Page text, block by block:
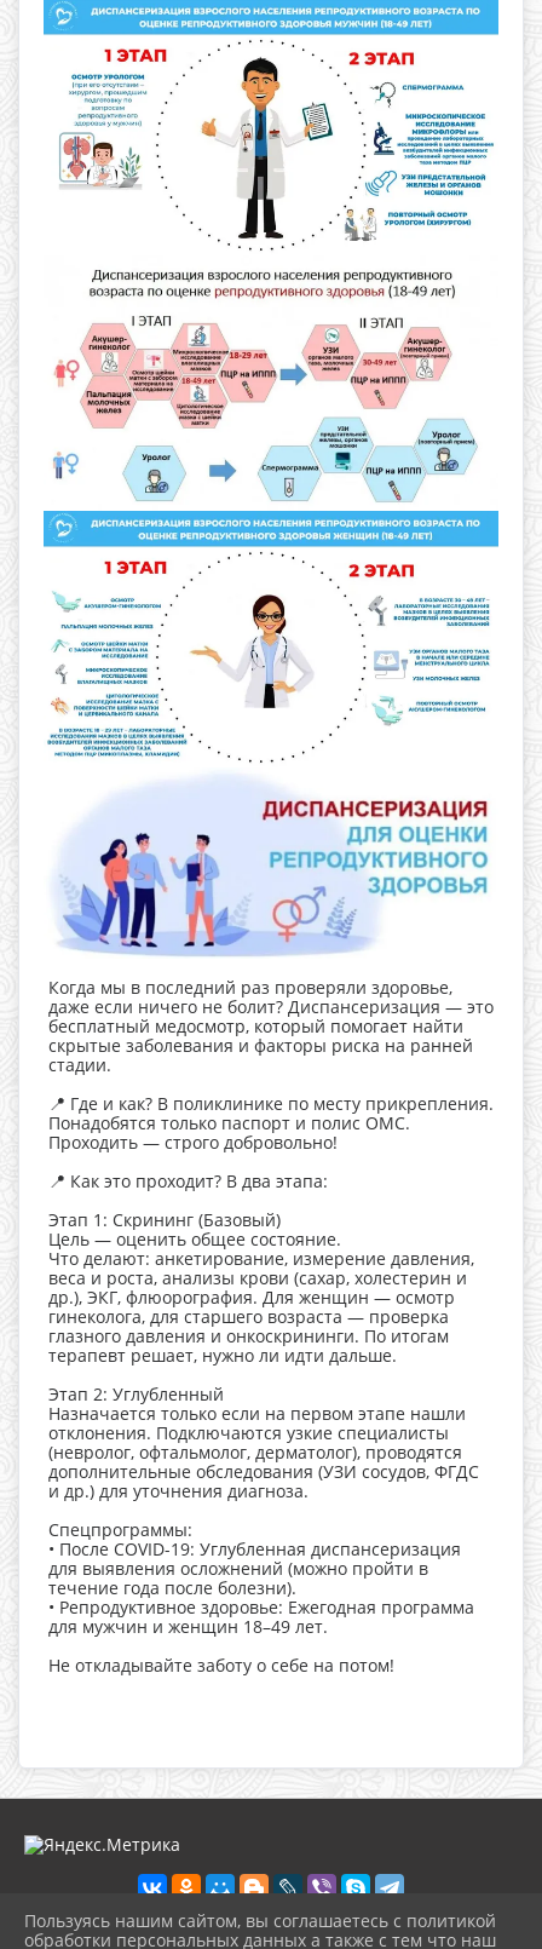
Когда мы в последний раз проверяли здоровье,
даже если ничего не болит? Диспансеризация — это
бесплатный медосмотр, который помогает найти
скрытые заболевания и факторы риска на ранней
стадии.
📍 Где и как? В поликлинике по месту прикрепления.
Понадобятся только паспорт и полис ОМС.
Проходить — строго добровольно!
📍 Как это проходит? В два этапа:
Этап 1: Скрининг (Базовый)
Цель — оценить общее состояние.
Что делают: анкетирование, измерение давления,
веса и роста, анализы крови (сахар, холестерин и
др.), ЭКГ, флюорография. Для женщин — осмотр
гинеколога, для старшего возраста — проверка
глазного давления и онкоскрининги. По итогам
терапевт решает, нужно ли идти дальше.
Этап 2: Углубленный
Назначается только если на первом этапе нашли
отклонения. Подключаются узкие специалисты
(невролог, офтальмолог, дерматолог), проводятся
дополнительные обследования (УЗИ сосудов, ФГДС
и др.) для уточнения диагноза.
Спецпрограммы:
• После COVID-19: Углубленная диспансеризация
для выявления осложнений (можно пройти в
течение года после болезни).
• Репродуктивное здоровье: Ежегодная программа
для мужчин и женщин 18–49 лет.
Не откладывайте заботу о себе на потом!
Пользуясь нашим сайтом, вы соглашаетесь с политикой
обработки персональных данных а также с тем что наш